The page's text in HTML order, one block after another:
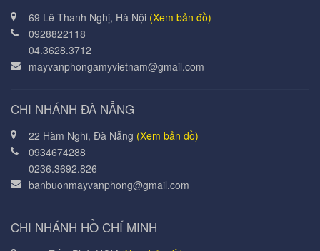
69 Lê Thanh Nghị, Hà Nội (Xem bản đồ)
0928822118
04.3628.3712
mayvanphongamyvietnam@gmail.com
CHI NHÁNH ĐÀ NẴNG
22 Hàm Nghi, Đà Nẵng (Xem bản đồ)
0934674288
0236.3692.826
banbuonmayvanphong@gmail.com
CHI NHÁNH HỒ CHÍ MINH